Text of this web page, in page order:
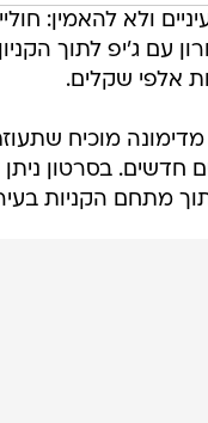
ולא להאמין:
עם ג'יפ לתוך
אלפי שקלים.
מוכיח
חדשים. בסרטון ניתן
מתחם הקניות